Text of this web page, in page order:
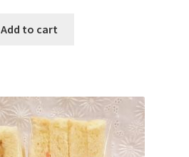
Add to cart